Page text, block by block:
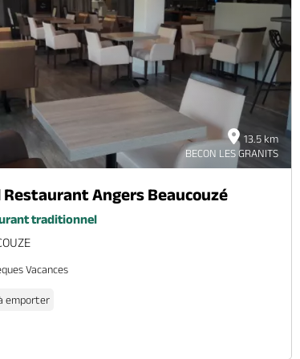
13.5 km
BECON LES GRANITS
Restaurant Angers Beaucouzé
traditionnel
Vacances
emporter